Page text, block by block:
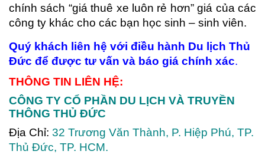
chính sách “giá thuê xe luôn rẻ hơn” giá của các
công ty khác cho các bạn học sinh – sinh viên.
Quý khách liên hệ với điều hành Du lịch Thủ
Đức để được tư vấn và báo giá chính xác.
THÔNG TIN LIÊN HỆ:
CÔNG TY CỔ PHẦN DU LỊCH VÀ TRUYỀN
THÔNG THỦ ĐỨC
Địa Chỉ: 32 Trương Văn Thành, P. Hiệp Phú, TP.
Thủ Đức, TP. HCM.